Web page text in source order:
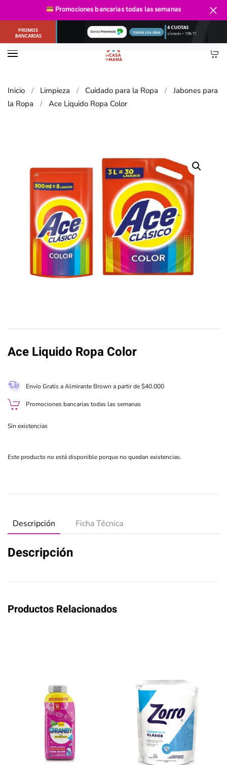
Ir al contenido principal
Inicio Limpieza Cuidado para la Ropa
Jabones para
la Ropa
Ace Liquido Ropa Color
Ace Liquido Ropa Color
Envío Gratis a Almirante Brown a partir de $40.000
Promociones bancarias todas las semanas
Sin existencias
Este producto no está disponible porque no quedan existencias.
Descripción Ficha Técnica
Descripción
Productos Relacionados
Promociones bancariastodas las semanas